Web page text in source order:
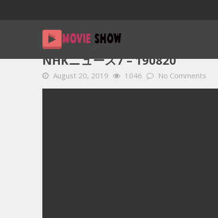
Home
NHKニュース7 – 190820
August 20, 2019 1046 No Comments